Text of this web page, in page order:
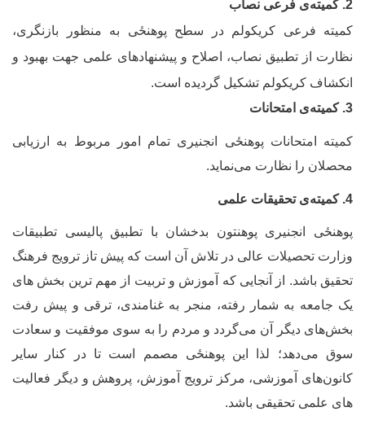
ی فرعی نصاب
فرعی کریکولم در سطح پوهنځی به منظور بازنگری،
از تطبیق نصاب، اصلاح و پیشنهادهای علمی جهت بهبود و
کریکولم تشکیل گردیده است.
ی امتحانات
امتحانات پوهنځی انجنیری تمام امور مربوط به ارزیابی
را نظارت مینماید.
ی تحقیقات علمی
انجنیری پوهنتون بدخشان با تطبیق پالیسی تطبیقات
تحصیلات عالی در تلاش آن است که پیش تاز ترویج فرهنگ
باشد. از آنجایی که آموزش و تربیت از مهم ترین بخش های
جامعه به شمار رفته، منجر به غنامندی، ترقی و پیش رفت
دیگر آن می‌گردد و مردم را به سوی موفقیت و سعادت
می‌دهد؛ لذا این پوهنځی مصمم است تا در کنار سایر
آموزشی، مرکز ترویج آموزش، پروهش و دیگر فعالیت
علمی تحقیقی باشد.